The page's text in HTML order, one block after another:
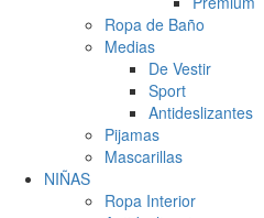
Ropa de Baño
Medias
De Vestir
Sport
Antideslizantes
Pijamas
Mascarillas
NIÑAS
Ropa Interior